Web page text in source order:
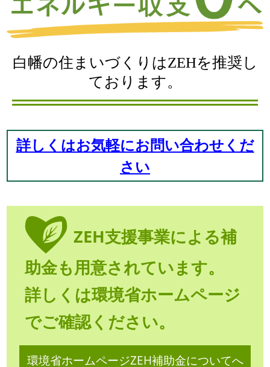
白幡の住まいづくりはZEHを推奨し
ております。
詳しくはお気軽にお問い合わせくだ
さい
ZEH支援事業による補
助金も用意されています。
詳しくは環境省ホームページ
でご確認ください。
環境省ホームページZEH補助金についてへ